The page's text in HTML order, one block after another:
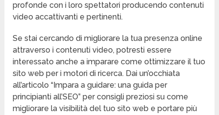
profonde con i loro spettatori producendo contenuti
video accattivanti e pertinenti.
Se stai cercando di migliorare la tua presenza online
attraverso i contenuti video, potresti essere
interessato anche a imparare come ottimizzare il tuo
sito web per i motori di ricerca. Dai un’occhiata
all’articolo “Impara a guidare: una guida per
principianti all’SEO” per consigli preziosi su come
migliorare la visibilità del tuo sito web e portare più